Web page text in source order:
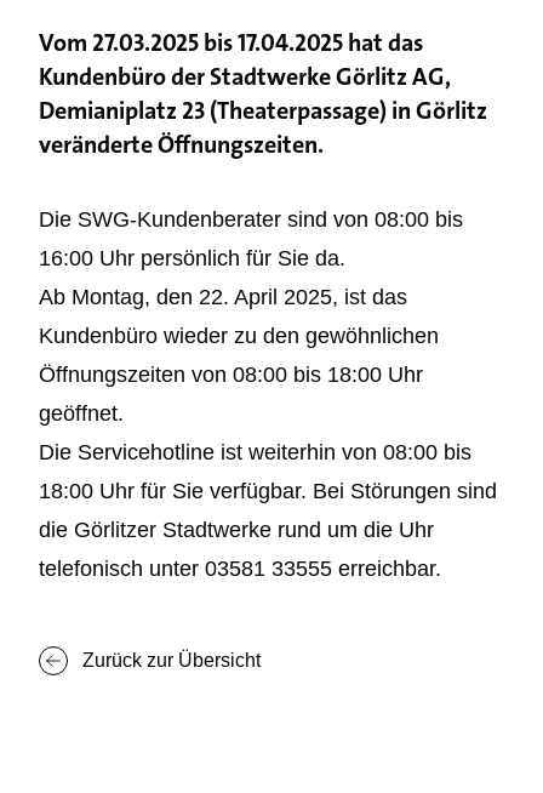
Vom 27.03.2025 bis 17.04.2025 hat das
Kundenbüro der Stadtwerke Görlitz AG,
Demianiplatz 23 (Theaterpassage) in Görlitz
veränderte Öffnungszeiten.
Die SWG-Kundenberater sind von 08:00 bis
16:00 Uhr persönlich für Sie da.
Ab Montag, den 22. April 2025, ist das
Kundenbüro wieder zu den gewöhnlichen
Öffnungszeiten von 08:00 bis 18:00 Uhr
geöffnet.
Die Servicehotline ist weiterhin von 08:00 bis
18:00 Uhr für Sie verfügbar. Bei Störungen sind
die Görlitzer Stadtwerke rund um die Uhr
telefonisch unter 03581 33555 erreichbar.
Zurück zur Übersicht